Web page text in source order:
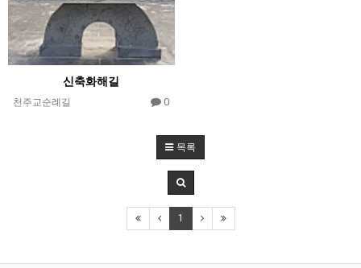
신축화해길
천주교순례길 0
목록
1